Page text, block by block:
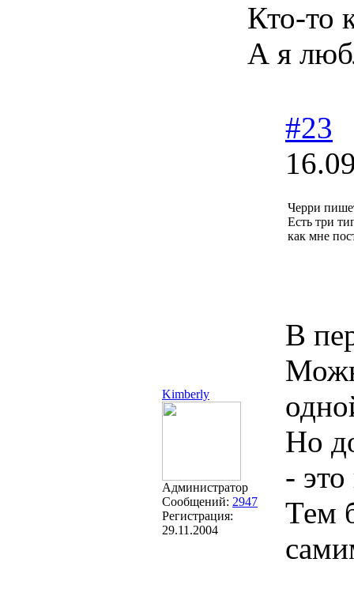
Кто-то
А я
Kimberly
Администратор
Сообщений: 2947
Регистрация:
29.11.2004
#23
Черри
Есть три
как мне
В
Но
-
Тем